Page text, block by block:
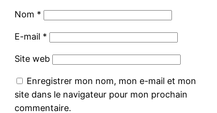
Nom *
E-mail *
Site web
Enregistrer mon nom, mon e-mail et mon
site dans le navigateur pour mon prochain
commentaire.